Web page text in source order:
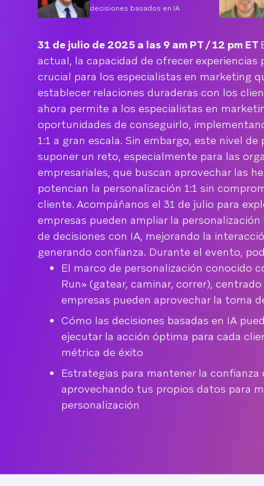
decisiones basados en IA
31 de julio de 2025 a las 9 am PT / 12 pm ET
actual, la capacidad de ofrecer experiencias
crucial para los especialistas en marketing
establecer relaciones duraderas con los
ahora permite a los especialistas en
oportunidades de conseguirlo,
1:1 a gran escala. Sin embargo, este nivel
suponer un reto, especialmente para las
empresariales, que buscan aprovechar las
potencian la personalización 1:1 sin
cliente. Acompáñanos el 31 de julio para
empresas pueden ampliar la
de decisiones con IA, mejorando la
generando confianza. Durante el evento,
El marco de personalización conocido
Run» (gatear, caminar, correr),
empresas pueden aprovechar la toma
Cómo las decisiones basadas en IA
ejecutar la acción óptima para cada
métrica de éxito
Estrategias para mantener la confianza
aprovechando tus propios datos para
personalización